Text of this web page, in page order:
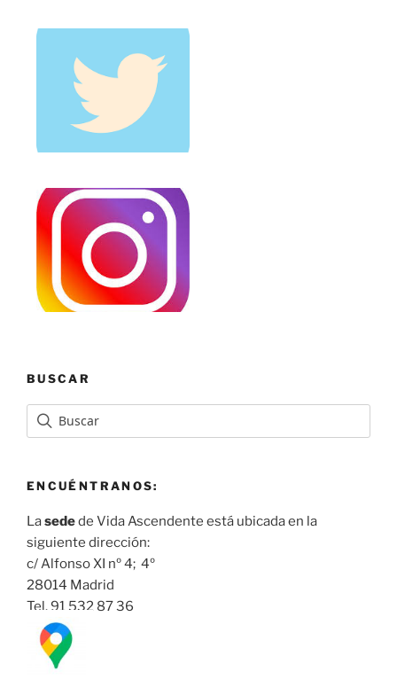
BUSCAR
ENCUÉNTRANOS:
Lasedede Vida Ascendente está ubicada en la
siguiente dirección:
c/ Alfonso XI nº 4; 4º
28014 Madrid
Tel. 91 532 87 36